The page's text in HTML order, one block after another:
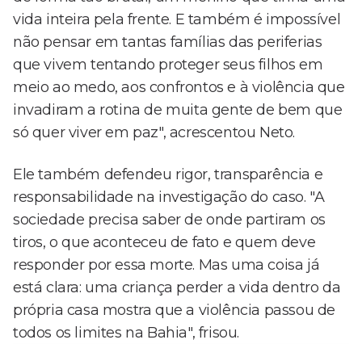
vida inteira pela frente. E também é impossível
não pensar em tantas famílias das periferias
que vivem tentando proteger seus filhos em
meio ao medo, aos confrontos e à violência que
invadiram a rotina de muita gente de bem que
só quer viver em paz", acrescentou Neto.
Ele também defendeu rigor, transparência e
responsabilidade na investigação do caso. "A
sociedade precisa saber de onde partiram os
tiros, o que aconteceu de fato e quem deve
responder por essa morte. Mas uma coisa já
está clara: uma criança perder a vida dentro da
própria casa mostra que a violência passou de
todos os limites na Bahia", frisou.